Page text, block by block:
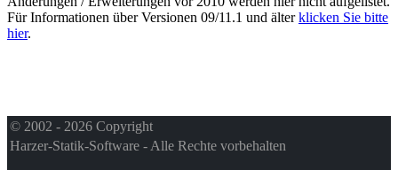
Für Informationen über Versionen 09/11.1 und älterklicken Sie bitte
hier.
© 2002 - 2026 Copyright
Harzer-Statik-Software - Alle Rechte vorbehalten